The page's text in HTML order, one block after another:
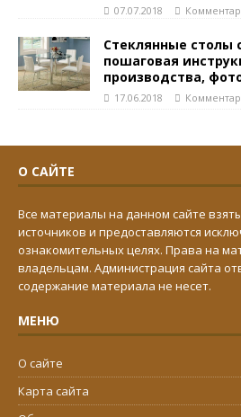
07.07.2018
Стеклянные столы
пошаговая
производства,
17.06.2018
О САЙТЕ
Все материалы на данном сайте
источников и предоставляются
ознакомительных целях. Права на
владельцам. Администрация сайта
содержание материала не несет.
МЕНЮ
О сайте
Карта сайта